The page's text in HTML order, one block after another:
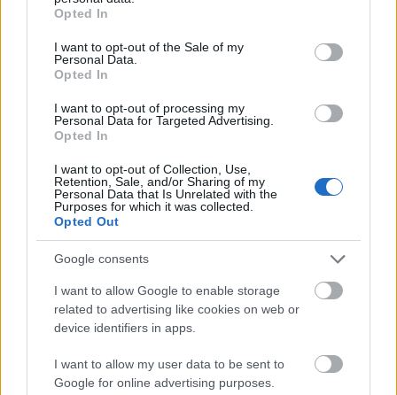
grant or deny consent to Google and its third-party tags to
use your data for below specified purposes in below Google
consent section.
Opted In
I want to opt-out of the Sale of my
Personal Data.
Opted In
I want to opt-out of processing my
Personal Data for Targeted Advertising.
Opted In
I want to opt-out of Collection, Use,
Retention, Sale, and/or Sharing of my
Personal Data that Is Unrelated with the
Purposes for which it was collected.
Opted Out
Google consents
I want to allow Google to enable storage
related to advertising like cookies on web or
device identifiers in apps.
I want to allow my user data to be sent to
Google for online advertising purposes.
útfelújítás Pestszentlőrinc
Szinte teljes hosszában megújítják a Lakatos úti
lakótelep legfontosabb utcáját
Pestszentlőrinc egyik első lakótelepén kanyarog a Dolgozó utca,
amelynek komplex burkolatmegújításáért felel a Profunda Bau.
épülnek Zuglóban – helyben tartják a
csapadékvizet
Nem az üres, hanem az okosan működő
épület energiatakarékos